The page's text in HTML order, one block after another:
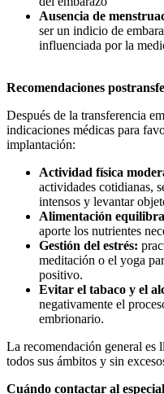
Ausencia de
ser un indicio de
influenciada por la
Recomendaciones
Después de la transferencia
indicaciones médicas para
implantación:
Actividad física
actividades cotidianas,
intensos y levantar
Alimentación
aporte los nutrientes
Gestión del estrés:
meditación o el yoga
positivo.
Evitar el tabaco y el
negativamente el
embrionario.
La recomendación general es
todos sus ámbitos y sin
Cuándo contactar al